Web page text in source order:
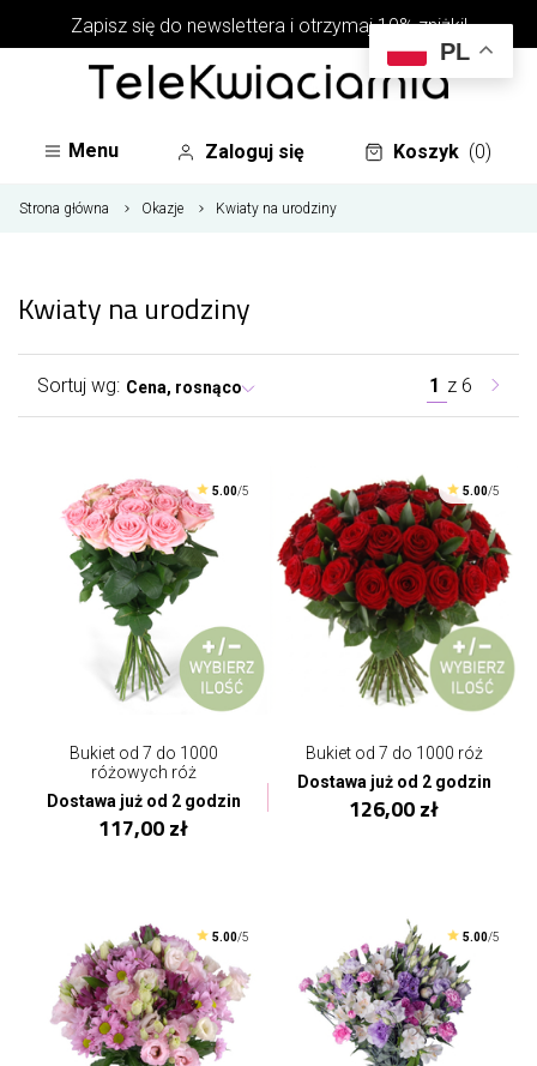
Zapisz się do newslettera i otrzymaj 10% zniżki!
Menu Zaloguj się Koszyk (0)
Strona główna Okazje Kwiaty na urodziny
Kwiaty na urodziny
Sortuj wg: Cena, rosnąco 1 z 6
5.00/5
Bukiet od 7 do 1000
różowych róż
Dostawa już od 2 godzin
117,00 zł
5.00/5
Bukiet od 7 do 1000 róż
Dostawa już od 2 godzin
126,00 zł
5.00/5 5.00/5
PL